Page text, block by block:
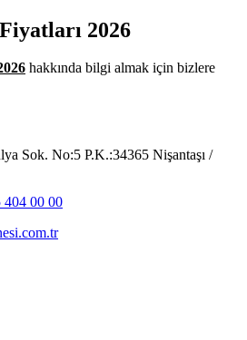
2026
hakkında bilgi almak için bizlere
Sok. No:5 P.K.:34365 Nişantaşı /
404 00 00